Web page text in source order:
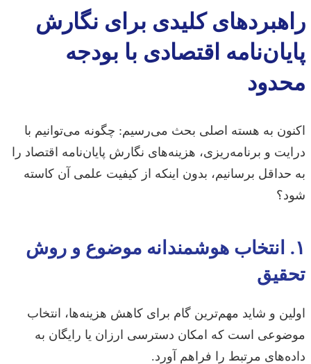
راهبردهای کلیدی برای نگارش
پایان‌نامه اقتصادی با بودجه
محدود
اکنون به هسته اصلی بحث می‌رسیم: چگونه می‌توانیم با
درایت و برنامه‌ریزی، هزینه‌های نگارش پایان‌نامه اقتصاد را
به حداقل برسانیم، بدون اینکه از کیفیت علمی آن کاسته
شود؟
۱. انتخاب هوشمندانه موضوع و روش
تحقیق
اولین و شاید مهم‌ترین گام برای کاهش هزینه‌ها، انتخاب
موضوعی است که امکان دسترسی ارزان یا رایگان به
داده‌های مرتبط را فراهم آورد.